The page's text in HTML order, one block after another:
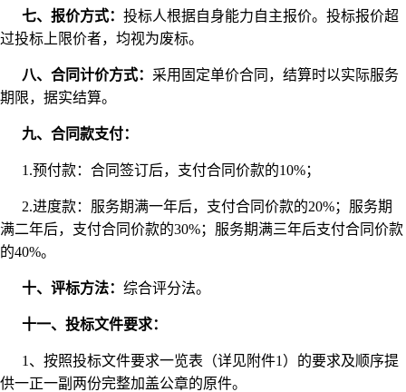
七、报价方式： 投标人根据自身能力自主报价。投标报价超
过投标上限价者，均视为废标。
八、合同计价方式： 采用固定单价合同，结算时以实际服务
期限，据实结算。
九、合同款支付：
1.预付款：合同签订后，支付合同价款的10%；
2.进度款：服务期满一年后，支付合同价款的20%；服务期
满二年后，支付合同价款的30%；服务期满三年后支付合同价款
的40%。
十、评标方法： 综合评分法。
十一、投标文件要求：
1、按照投标文件要求一览表（详见附件1）的要求及顺序提
供一正一副两份完整加盖公章的原件。